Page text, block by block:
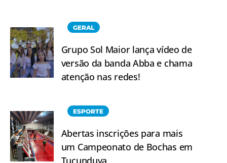
GERAL
Grupo Sol Maior lança vídeo de
versão da banda Abba e chama
atenção nas redes!
ESPORTE
Abertas inscrições para mais
um Campeonato de Bochas em